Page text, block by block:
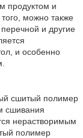
продуктом и
можно также
и другие
и особенно
сшитый полимер
сшивания
нерастворимым
полимер